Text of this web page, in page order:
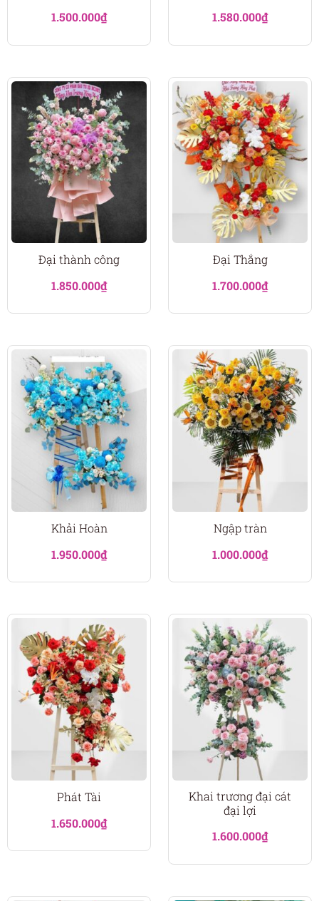
1.500.000₫
1.580.000₫
Đại thành công
1.850.000₫
Đại Thắng
1.700.000₫
Khải Hoàn
1.950.000₫
Ngập tràn
1.000.000₫
Phát Tài
1.650.000₫
Khai trương đại cát
đại lợi
1.600.000₫